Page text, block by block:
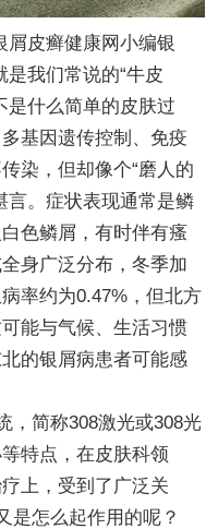
屑皮癣健康网小编银
是我们常说的“牛皮
是什么简单的皮肤过
基因遗传控制、免疫
染，但却像个“磨人的
言。症状表现通常是鳞
色鳞屑，有时伴有瘙
身广泛分布，冬季加
率约为0.47%，但北方
能与气候、生活习惯
的银屑病患者可能感
，简称308激光或308光
特点，在皮肤科领
上，受到了广泛关
是怎么起作用的呢？